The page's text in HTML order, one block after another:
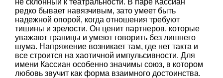
не склонный к театральности. В паре Кассиан
редко бывает навязчивым, зато умеет быть
надежной опорой, когда отношения требуют
тишины и зрелости. Он ценит партнеров, которые
уважают границы и умеют говорить без лишнего
шума. Напряжение возникает там, где нет такта и
все строится на хаотичной импульсивности. Для
имени Кассиан особенно значимы союз, в котором
любовь звучит как форма взаимного достоинства.